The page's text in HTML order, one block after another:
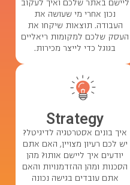
ליישם באתר שלכם ואיך לעקוב
נכון אחרי מי שעושה את
העבודה. תוצאות שיקחו את
העסק שלכם למקומות ריאליים
בגוגל כדי לייצר מכירות.
Strategy
איך בונים אסטרטגיה לדיגיטל?
יש לכם רעיון מצויין, האם אתם
יודעים איך ליישם אותו? מהן
הסכנות ומהן ההזדמנויות והאם
אתם עובדים בגישה נכונה